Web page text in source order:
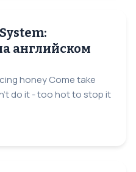
английском
honey Come take
do it - too hot to stop it